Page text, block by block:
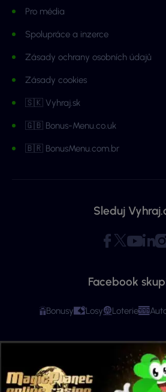
Pro média
Spolupráce a inzerce
Zásady ochrany osobních údajů
Zásady cookies
🇸🇰 Vyhraj.sk
🇬🇧 Bonus-Menu.co.uk
🇧🇷 BonusMenu.com.br
Sleduj
Facebook
Bonusy Losy Loterie
Copyright © 2026 - Všechna práva vyhrazena.
varuje: Účastí na hazardní hře může
informační charakter. Veškeré informace se